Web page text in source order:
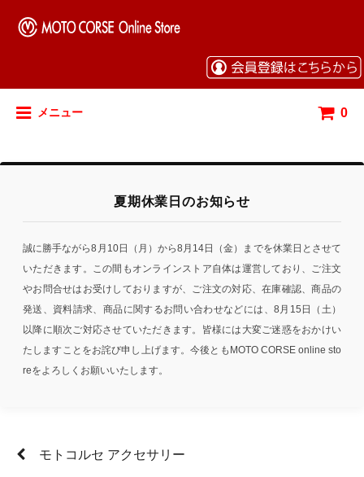
メニュー 0
夏期休業日のお知らせ
誠に勝手ながら8月10日（月）から8月14日（金）までを休業日とさせて
いただきます。この間もオンラインストア自体は運営しており、ご注文
やお問合せはお受けしておりますが、ご注文の対応、在庫確認、商品の
発送、資料請求、商品に関するお問い合わせなどには、8月15日（土）
以降に順次ご対応させていただきます。皆様には大変ご迷惑をおかけい
たしますことをお詫び申し上げます。今後ともMOTO CORSE online sto
reをよろしくお願いいたします。
モトコルセ アクセサリー